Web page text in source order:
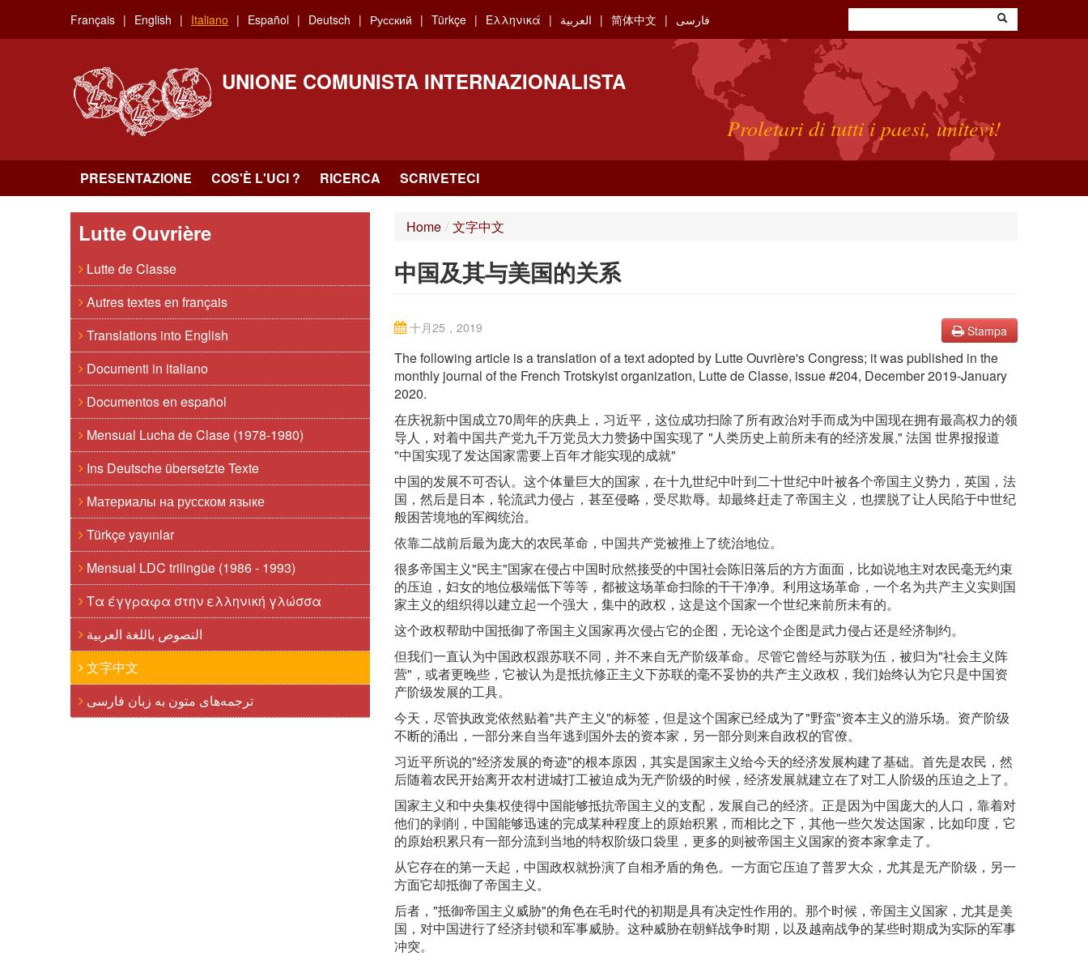
main
Français English Italiano Español Deutsch Русский Türkçe Ελληνικά العربية 简体中文 فارسی
UNIONE COMUNISTA INTERNAZIONALISTA
Proletari di tutti i paesi, unitevi!
PRESENTAZIONE COS'È L'UCI ? RICERCA SCRIVETECI
Lutte Ouvrière
Lutte de Classe
Autres textes en français
Translations into English
Documenti in italiano
Documentos en español
Mensual Lucha de Clase (1978-1980)
Ins Deutsche übersetzte Texte
Материалы на русском языке
Türkçe yayınlar
Mensual LDC trilingüe (1986 - 1993)
Τα έγγραφα στην ελληνική γλώσσα
النصوص باللغة العربية
文字中文
ترجمه‌های متون به زبان فارسی
Home / 文字中文
中国及其与美国的关系
Stampa
十月25，2019
The following article is a translation of a text adopted by Lutte Ouvrière's Congress; it was published in the
monthly journal of the French Trotskyist organization, Lutte de Classe, issue #204, December 2019-January
2020.
在庆祝新中国成立70周年的庆典上，习近平，这位成功扫除了所有政治对手而成为中国现在拥有最高权力的领
导人，对着中国共产党九千万党员大力赞扬中国实现了 "人类历史上前所未有的经济发展," 法国 世界报报道
"中国实现了发达国家需要上百年才能实现的成就"
中国的发展不可否认。这个体量巨大的国家，在十九世纪中叶到二十世纪中叶被各个帝国主义势力，英国，法
国，然后是日本，轮流武力侵占，甚至侵略，受尽欺辱。却最终赶走了帝国主义，也摆脱了让人民陷于中世纪
般困苦境地的军阀统治。
依靠二战前后最为庞大的农民革命，中国共产党被推上了统治地位。
很多帝国主义"民主"国家在侵占中国时欣然接受的中国社会陈旧落后的方方面面，比如说地主对农民毫无约束
的压迫，妇女的地位极端低下等等，都被这场革命扫除的干干净净。利用这场革命，一个名为共产主义实则国
家主义的组织得以建立起一个强大，集中的政权，这是这个国家一个世纪来前所未有的。
这个政权帮助中国抵御了帝国主义国家再次侵占它的企图，无论这个企图是武力侵占还是经济制约。
但我们一直认为中国政权跟苏联不同，并不来自无产阶级革命。尽管它曾经与苏联为伍，被归为"社会主义阵
营"，或者更晚些，它被认为是抵抗修正主义下苏联的毫不妥协的共产主义政权，我们始终认为它只是中国资
产阶级发展的工具。
今天，尽管执政党依然贴着"共产主义"的标签，但是这个国家已经成为了"野蛮"资本主义的游乐场。资产阶级
不断的涌出，一部分来自当年逃到国外去的资本家，另一部分则来自政权的官僚。
习近平所说的"经济发展的奇迹"的根本原因，其实是国家主义给今天的经济发展构建了基础。首先是农民，然
后随着农民开始离开农村进城打工被迫成为无产阶级的时候，经济发展就建立在了对工人阶级的压迫之上了。
国家主义和中央集权使得中国能够抵抗帝国主义的支配，发展自己的经济。正是因为中国庞大的人口，靠着对
他们的剥削，中国能够迅速的完成某种程度上的原始积累，而相比之下，其他一些欠发达国家，比如印度，它
的原始积累只有一部分流到当地的特权阶级口袋里，更多的则被帝国主义国家的资本家拿走了。
从它存在的第一天起，中国政权就扮演了自相矛盾的角色。一方面它压迫了普罗大众，尤其是无产阶级，另一
方面它却抵御了帝国主义。
后者，"抵御帝国主义威胁"的角色在毛时代的初期是具有决定性作用的。那个时候，帝国主义国家，尤其是美
国，对中国进行了经济封锁和军事威胁。这种威胁在朝鲜战争时期，以及越南战争的某些时期成为实际的军事
冲突。